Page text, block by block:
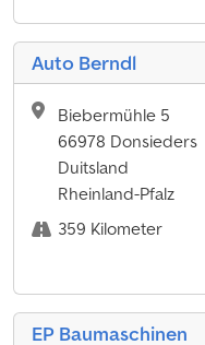
Auto Berndl
Biebermühle 5
66978 Donsieders
Duitsland
Rheinland-Pfalz
359 Kilometer
EP Baumaschinen